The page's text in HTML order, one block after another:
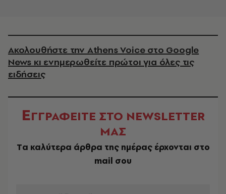
Ακολουθήστε την Athens Voice στο Google
News κι ενημερωθείτε πρώτοι για όλες τις
ειδήσεις
ΕΓΓΡΑΦΕΙΤΕ ΣΤΟ NEWSLETTER
ΜΑΣ
Tα καλύτερα άρθρα της ημέρας έρχονται στο
mail σου